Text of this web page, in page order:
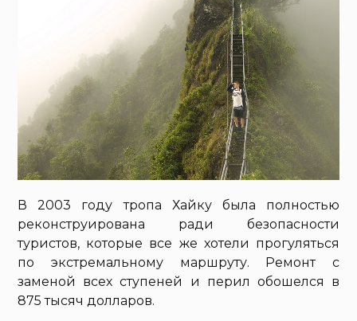
В 2003 году тропа Хайку была полностью
реконструирована ради безопасности
туристов, которые все же хотели прогуляться
по экстремальному маршруту. Ремонт с
заменой всех ступеней и перил обошелся в
875 тысяч долларов.